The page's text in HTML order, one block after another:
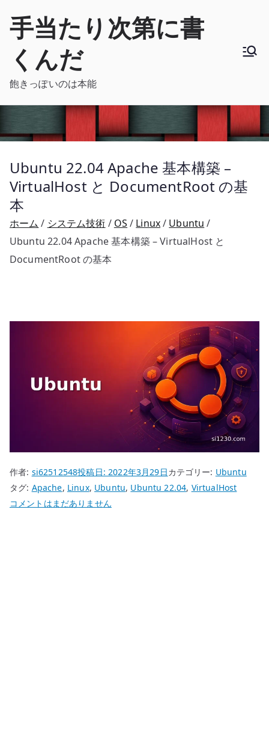
手当たり次第に書
くんだ
飽きっぽいのは本能
Ubuntu 22.04 Apache 基本構築 –
VirtualHost と DocumentRoot の基
本
ホーム システム技術 OS Linux
Ubuntu
Ubuntu 22.04 Apache 基本構築 – VirtualHost と
DocumentRoot の基本
作者: si62512548投稿日:2022年3月29日カテゴリー: Ubuntu
タグ: Apache, Linux, Ubuntu, Ubuntu 22.04, VirtualHost
Ubuntu
コメントはまだありません